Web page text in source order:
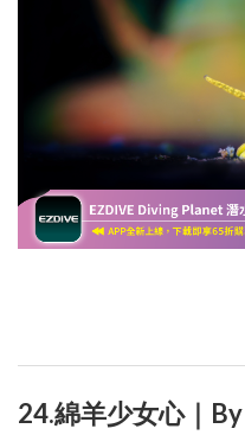
24.綿羊少女心｜